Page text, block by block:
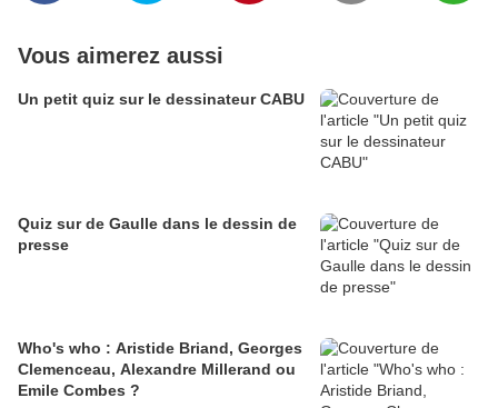
Vous aimerez aussi
Un petit quiz sur le dessinateur CABU
Quiz sur de Gaulle dans le dessin de
presse
Who's who : Aristide Briand, Georges
Clemenceau, Alexandre Millerand ou
Emile Combes ?